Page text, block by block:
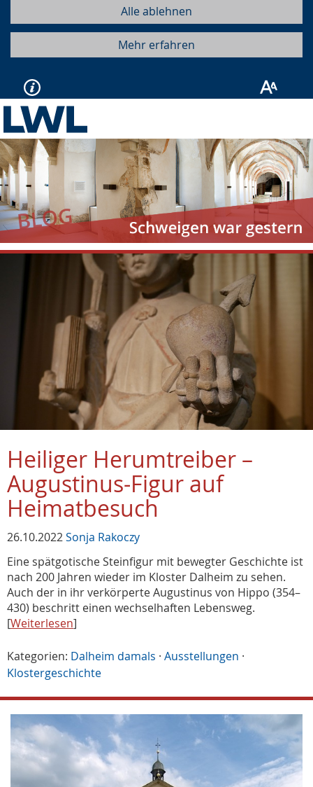
Alle ablehnen
Mehr erfahren
Heiliger Herumtreiber –
Augustinus-Figur auf
Heimatbesuch
26.10.2022Sonja Rakoczy
Eine spätgotische Steinfigur mit bewegter Geschichte ist
nach 200 Jahren wieder im Kloster Dalheim zu sehen.
Auch der in ihr verkörperte Augustinus von Hippo (354–
430) beschritt einen wechselhaften Lebensweg.
[Weiterlesen]
Kategorien: Dalheim damals · Ausstellungen ·
Klostergeschichte